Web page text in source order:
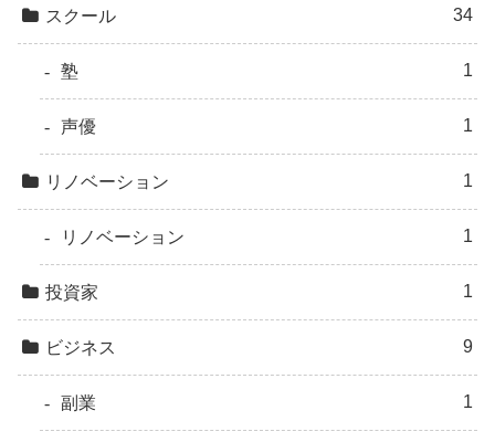
スクール 34
塾 1
声優 1
リノベーション 1
リノベーション 1
投資家 1
ビジネス 9
副業 1